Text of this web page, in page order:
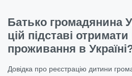
Батько громадянина
цій підставі отримати
проживання в
Довідка про реєстрацію дитини